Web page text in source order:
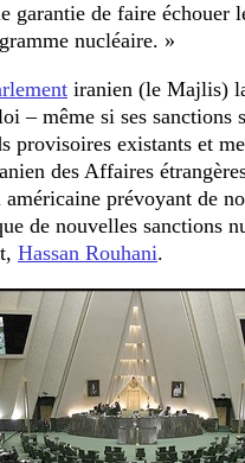
garantie de faire échouer
nucléaire. »
iranien (le Majlis)
– même si ses sanctions
provisoires existants et
des Affaires
prévoyant de
de nouvelles sanctions
Hassan Rouhani.